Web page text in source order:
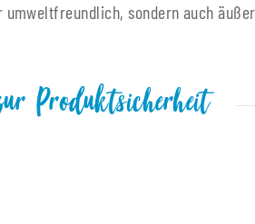
sondern auch
Produktsicherheit